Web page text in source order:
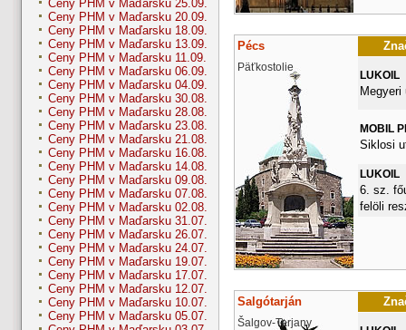
Ceny PHM v Maďarsku 25.09.
Ceny PHM v Maďarsku 20.09.
Ceny PHM v Maďarsku 18.09.
Ceny PHM v Maďarsku 13.09.
Ceny PHM v Maďarsku 11.09.
Ceny PHM v Maďarsku 06.09.
Ceny PHM v Maďarsku 04.09.
Ceny PHM v Maďarsku 30.08.
Ceny PHM v Maďarsku 28.08.
Ceny PHM v Maďarsku 23.08.
Ceny PHM v Maďarsku 21.08.
Ceny PHM v Maďarsku 16.08.
Ceny PHM v Maďarsku 14.08.
Ceny PHM v Maďarsku 09.08.
Ceny PHM v Maďarsku 07.08.
Ceny PHM v Maďarsku 02.08.
Ceny PHM v Maďarsku 31.07.
Ceny PHM v Maďarsku 26.07.
Ceny PHM v Maďarsku 24.07.
Ceny PHM v Maďarsku 19.07.
Ceny PHM v Maďarsku 17.07.
Ceny PHM v Maďarsku 12.07.
Ceny PHM v Maďarsku 10.07.
Ceny PHM v Maďarsku 05.07.
Pécs
Päťkostolie
LUKOIL
Megyeri
MOBIL
Siklosi
LUKOIL
6. sz.
felöli
Salgótarján
Šalgov-Tarjany